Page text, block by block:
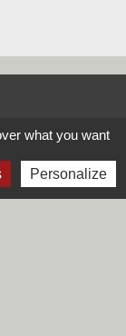
what you want
Personalize